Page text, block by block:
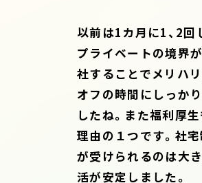
以前は1カ月に1、2回
プライベートの境界
社することでメリハ
オフの時間にしっか
したね。また福利厚
理由の１つです。社
が受けられるのは大
活が安定しました。